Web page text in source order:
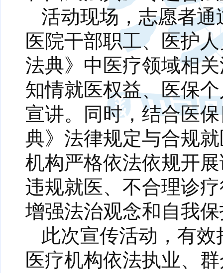
活动现场，志愿者
医院干部职工、医护
法典》中医疗领域相
知情就医权益、医保
宣讲。同时，结合医
典》法律规定与合规
机构严格依法依规开
违规就医、不合理诊
增强法治观念和自我
此次宣传活动，有
医疗机构依法执业、